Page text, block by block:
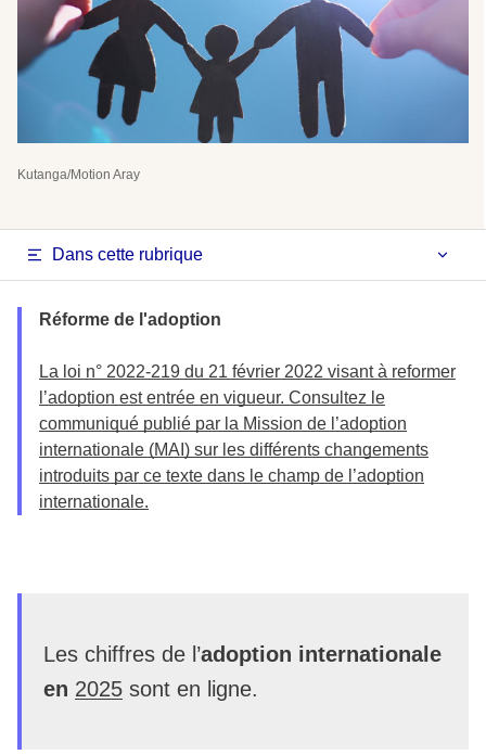
Kutanga/Motion Aray
Dans cette rubrique
Réforme de l'adoption
La loi n° 2022-219 du 21 février 2022 visant à reformer
l’adoption est entrée en vigueur. Consultez le
communiqué publié par la Mission de l’adoption
internationale (MAI) sur les différents changements
introduits par ce texte dans le champ de l’adoption
internationale.
Les chiffres de l’adoption internationale
en 2025 sont en ligne.